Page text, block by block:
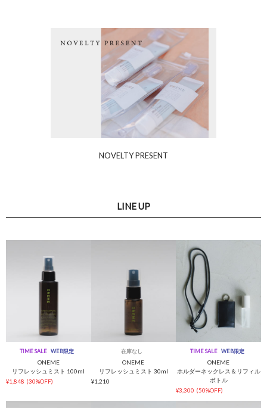
NOVELTY PRESENT
LINE UP
TIME SALE WEB限定
ONEME
リフレッシュミスト 100ml
¥1,848 (30%OFF)
在庫なし
ONEME
リフレッシュミスト 30ml
¥1,210
TIME SALE WEB限定
ONEME
ホルダーネックレス＆リフィル
ボトル
¥3,300 (50%OFF)